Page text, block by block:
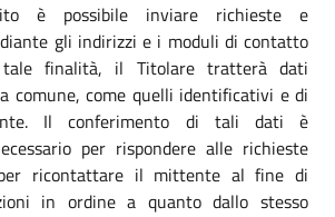
è possibile inviare richieste e
gli indirizzi e i moduli di contatto
finalità, il Titolare tratterà dati
comune, come quelli identificativi e di
Il conferimento di tali dati è
per rispondere alle richieste
ricontattare il mittente al fine di
in ordine a quanto dallo stesso